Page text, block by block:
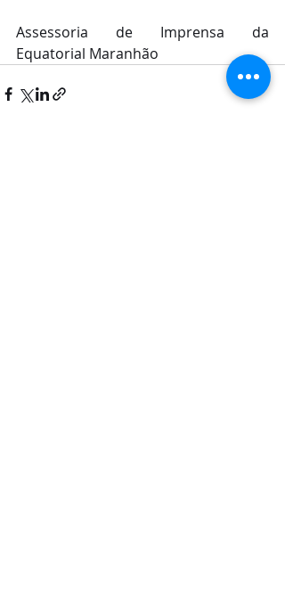
Assessoria de Imprensa da
Equatorial Maranhão